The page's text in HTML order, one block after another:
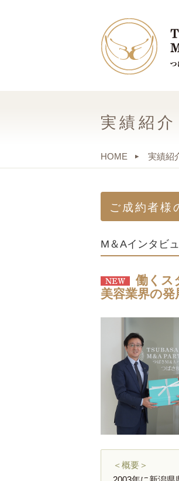
実績紹介
HOME 実績紹
ご成約者様
M＆Aインタビ
働くス
美容業界の発
＜概要＞